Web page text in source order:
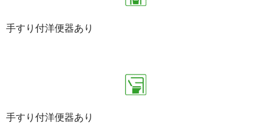
手すり付洋便器あり
手すり付洋便器あり